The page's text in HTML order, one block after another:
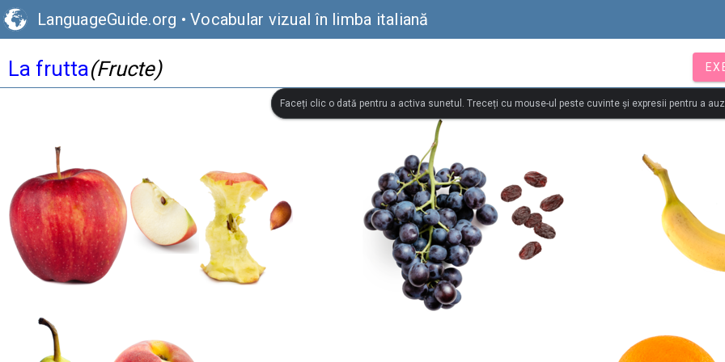
LanguageGuide.org • Vocabular vizual în limba italiană
La frutta(Fructe)
Faceți clic o dată pentru a activa sunetul. Treceți cu mouse-ul peste cuvinte și expresii pentru a